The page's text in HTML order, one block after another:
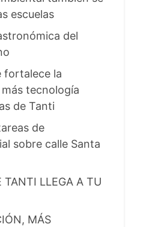
escuelas
del
fortalece la
tecnología
de Tanti
de
sobre calle Santa
TANTI LLEGA A TU
MÁS